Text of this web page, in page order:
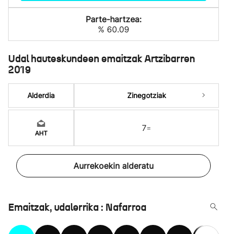
Parte-hartzea:
% 60.09
Udal hauteskundeen emaitzak Artzibarren
2019
Alderdia
AHT
Zinegotziak
7=
Aurrekoekin alderatu
Emaitzak, udalerrika : Nafarroa